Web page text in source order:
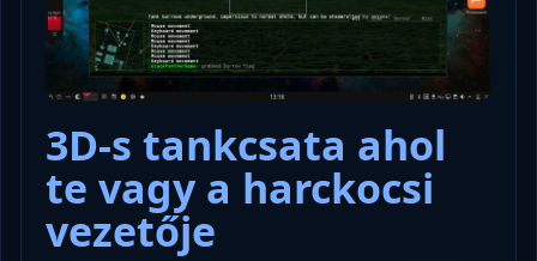
3D-s tankcsata ahol
te vagy a harckocsi
vezetője